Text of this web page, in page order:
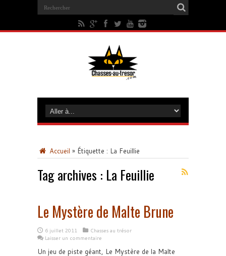
Accueil » Étiquette : La Feuillie
Tag archives : La Feuillie
Le Mystère de Malte Brune
6 juillet 2011
Chasses au trésor
Laisser un commentaire
Un jeu de piste géant, Le Mystère de la Malte